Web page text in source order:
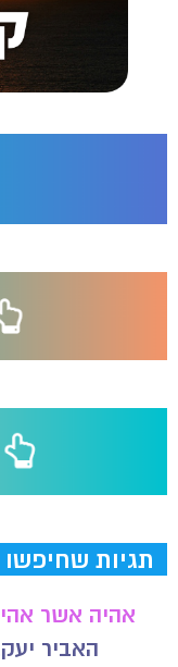
תגיות שחיפשו
אהיה אשר
האביר